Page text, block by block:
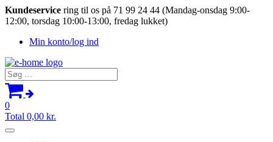
Kundeservice ring til os på 71 99 24 44 (Mandag-onsdag 9:00-
12:00, torsdag 10:00-13:00, fredag lukket)
Min konto/log ind
Søg
efter:
0
Total 0,00 kr.